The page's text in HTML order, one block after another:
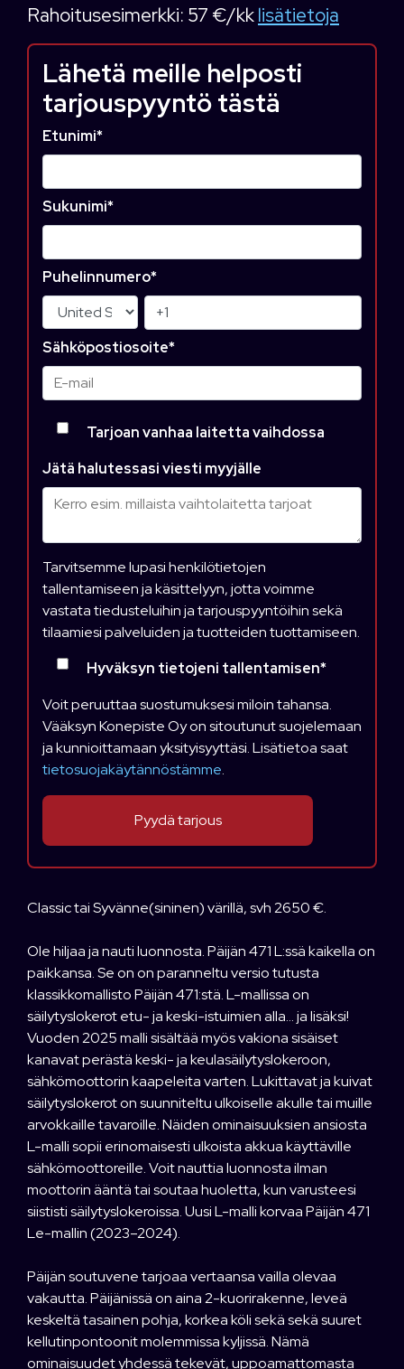
Rahoitusesimerkki: 57 €/kklisätietoja
Lähetä meille helposti
tarjouspyyntö tästä
Etunimi*
Sukunimi*
Puhelinnumero*
Sähköpostiosoite*
Tarjoan vanhaa laitetta vaihdossa
Jätä halutessasi viesti myyjälle
Tarvitsemme lupasi henkilötietojen
tallentamiseen ja käsittelyyn, jotta voimme
vastata tiedusteluihin ja tarjouspyyntöihin sekä
tilaamiesi palveluiden ja tuotteiden tuottamiseen.
Hyväksyn tietojeni tallentamisen*
Voit peruuttaa suostumuksesi miloin tahansa.
Vääksyn Konepiste Oy on sitoutunut suojelemaan
ja kunnioittamaan yksityisyyttäsi. Lisätietoa saat
tietosuojakäytännöstämme.
Classic tai Syvänne(sininen) värillä, svh 2650 €.
Ole hiljaa ja nauti luonnosta. Päijän 471 L:ssä kaikella on
paikkansa. Se on on paranneltu versio tutusta
klassikkomallisto Päijän 471:stä. L-mallissa on
säilytyslokerot etu- ja keski-istuimien alla… ja lisäksi!
Vuoden 2025 malli sisältää myös vakiona sisäiset
kanavat perästä keski- ja keulasäilytyslokeroon,
sähkömoottorin kaapeleita varten. Lukittavat ja kuivat
säilytyslokerot on suunniteltu ulkoiselle akulle tai muille
arvokkaille tavaroille. Näiden ominaisuuksien ansiosta
L-malli sopii erinomaisesti ulkoista akkua käyttäville
sähkömoottoreille. Voit nauttia luonnosta ilman
moottorin ääntä tai soutaa huoletta, kun varusteesi
siististi säilytyslokeroissa. Uusi L-malli korvaa Päijän 471
Le-mallin (2023–2024).
Päijän soutuvene tarjoaa vertaansa vailla olevaa
vakautta. Päijänissä on aina 2-kuorirakenne, leveä
keskeltä tasainen pohja, korkea köli sekä sekä suuret
kellutinpontoonit molemmissa kyljissä. Nämä
ominaisuudet yhdessä tekevät, uppoamattomasta